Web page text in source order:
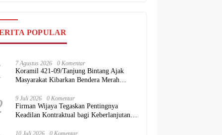
POPULAR
7 Agustus 2026 0 Komentar
Koramil 421-09/Tanjung Bintang Ajak
Masyarakat Kibarkan Bendera Merah
9 Juli 2026 0 Komentar
Firman Wijaya Tegaskan Pentingnya
Keadilan Kontraktual bagi Keberlanjutan
10 Juli 2026 0 Komentar